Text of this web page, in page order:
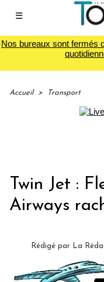
☰
Nos bureaux sont fermés
Accueil > Transport
Twin Jet :
Airways
Rédigé par La